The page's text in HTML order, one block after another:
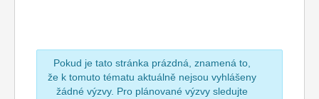
Pokud je tato stránka prázdná, znamená to,
že k tomuto tématu aktuálně nejsou vyhlášeny
žádné výzvy. Pro plánované výzvy sledujte